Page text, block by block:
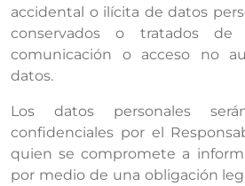
accidental o ilícita de datos
conservados o tratados
comunicación o acceso no
datos.
Los datos personales
confidenciales por el
quien se compromete a
por medio de una obligación